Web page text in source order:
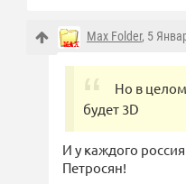
Max Folder, 5
Но в
будет 3D
И у каждого
Петросян!